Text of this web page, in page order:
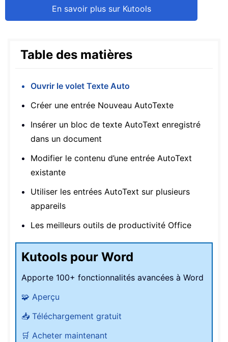
En savoir plus sur Kutools
Table des matières
Ouvrir le volet Texte Auto
Créer une entrée Nouveau AutoTexte
Insérer un bloc de texte AutoText enregistré
dans un document
Modifier le contenu d’une entrée AutoText
existante
Utiliser les entrées AutoText sur plusieurs
appareils
Les meilleurs outils de productivité Office
Kutools pour Word
Apporte 100+ fonctionnalités avancées à Word
🧩 Aperçu
📥 Téléchargement gratuit
🛒 Acheter maintenant